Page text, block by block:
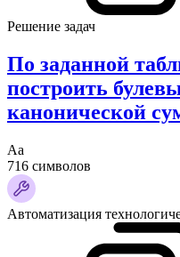
Решение задач
По заданной
построить
канонической
Аа
716 символов
Автоматизация